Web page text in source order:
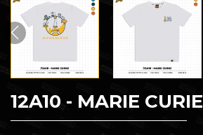
12A10 - MARIE CURIE